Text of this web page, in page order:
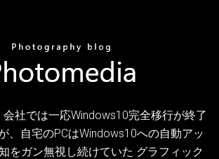
社では一応Windows10完全移行が終了
、自宅のPCはWindows10への自動アッ
をガン無視し続けていた グラフィック